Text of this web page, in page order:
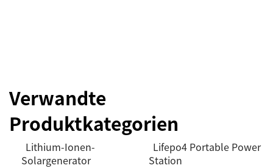
Verwandte
Produktkategorien
Lithium-Ionen-
Solargenerator
Lifepo4 Portable Power
Station